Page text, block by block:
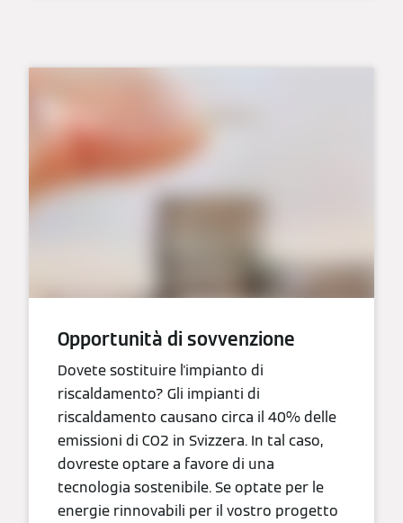
Opportunità di sovvenzione
Dovete sostituire l'impianto di
riscaldamento? Gli impianti di
riscaldamento causano circa il 40% delle
emissioni di CO2 in Svizzera. In tal caso,
dovreste optare a favore di una
tecnologia sostenibile. Se optate per le
energie rinnovabili per il vostro progetto